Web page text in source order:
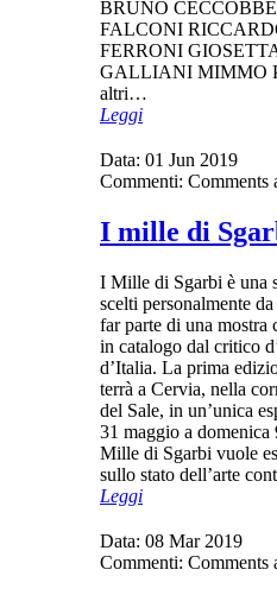
BRUNO
FALCONI
FERRONI
GALLIANI MIMMO
altri…
Leggi
Data: 01 Jun 2019
Commenti: Comments
I mille di
I Mille di Sgarbi è una
scelti personalmente
far parte di una mostra
in catalogo dal critico
d’Italia. La prima
terrà a Cervia, nella
del Sale, in un’unica
31 maggio a
Mille di Sgarbi vuole
sullo stato dell’arte
Leggi
Data: 08 Mar 2019
Commenti: Comments